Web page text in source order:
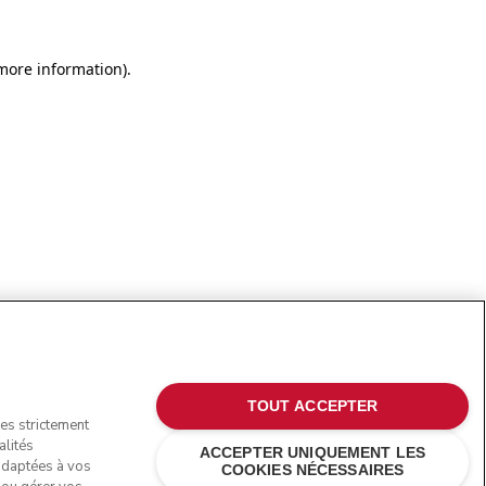
information).
strictement
à vos
ACCEPTER UNIQUEMENT LES
COOKIES NÉCESSAIRES
TOUT ACCEPTER